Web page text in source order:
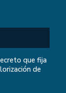
que fija
de